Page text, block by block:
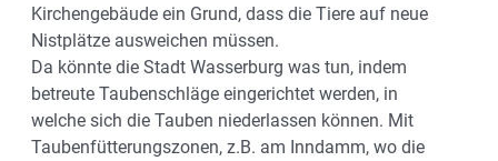
Kirchengebäude ein Grund, dass die Tiere auf neue
Nistplätze ausweichen müssen.
Da könnte die Stadt Wasserburg was tun, indem
betreute Taubenschläge eingerichtet werden, in
welche sich die Tauben niederlassen können. Mit
Taubenfütterungszonen, z.B. am Inndamm, wo die